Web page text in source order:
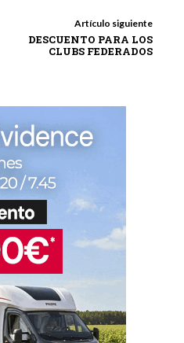
Artículo siguiente
DESCUENTO PARA LOS
CLUBS FEDERADOS